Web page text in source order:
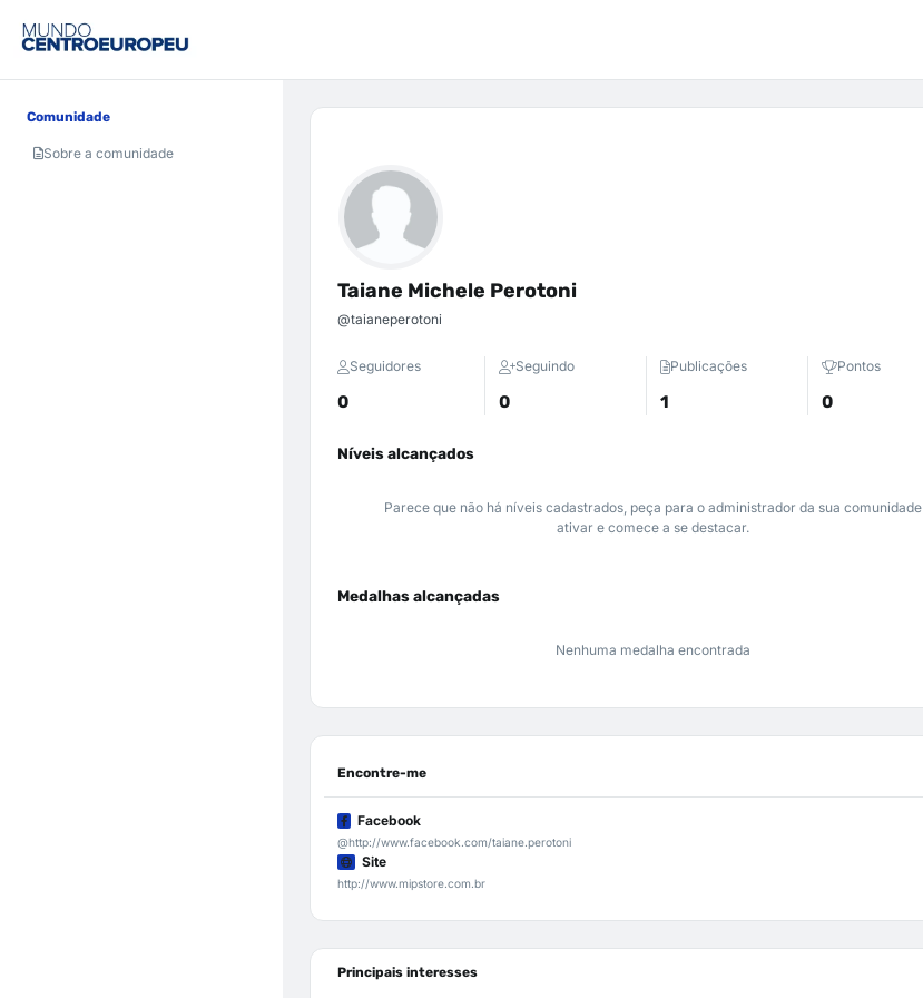
Comunidade
Sobre a comunidade
Taiane Michele Perotoni
@taianeperotoni
Seguidores
0
Seguindo
0
Publicações
1
Pontos
0
Níveis alcançados
Parece que não há níveis cadastrados, peça para o administrador da sua comunidade
ativar e comece a se destacar.
Medalhas alcançadas
Nenhuma medalha encontrada
Encontre-me
Facebook
@http://www.facebook.com/taiane.perotoni
Site
http://www.mipstore.com.br
Principais interesses